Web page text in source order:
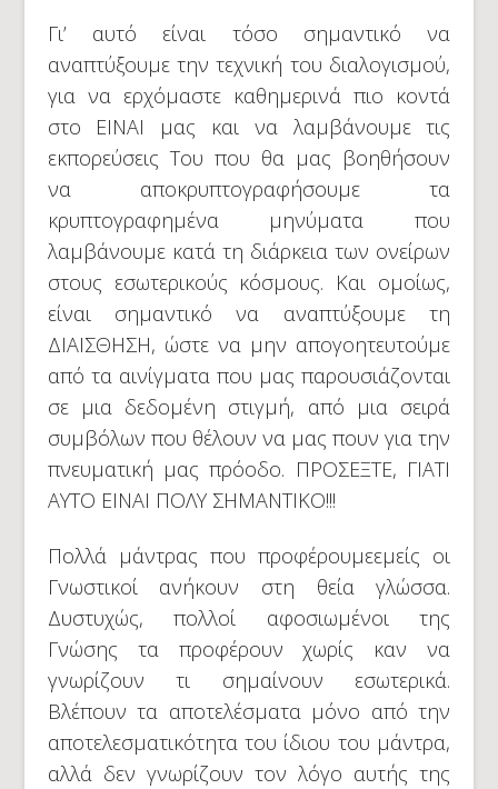
Γι’ αυτό είναι τόσο σημαντικό να
αναπτύξουμε την τεχνική του διαλογισμού,
για να ερχόμαστε καθημερινά πιο κοντά
στο ΕΙΝΑΙ μας και να λαμβάνουμε τις
εκπορεύσεις Του που θα μας βοηθήσουν
να αποκρυπτογραφήσουμε τα
κρυπτογραφημένα μηνύματα που
λαμβάνουμε κατά τη διάρκεια των ονείρων
στους εσωτερικούς κόσμους. Και ομοίως,
είναι σημαντικό να αναπτύξουμε τη
ΔΙΑΙΣΘΗΣΗ, ώστε να μην απογοητευτούμε
από τα αινίγματα που μας παρουσιάζονται
σε μια δεδομένη στιγμή, από μια σειρά
συμβόλων που θέλουν να μας πουν για την
πνευματική μας πρόοδο. ΠΡΟΣΕΞΤΕ, ΓΙΑΤΙ
ΑΥΤΟ ΕΙΝΑΙ ΠΟΛΥ ΣΗΜΑΝΤΙΚΟ!!!
Πολλά μάντρας που προφέρουμεεμείς οι
Γνωστικοί ανήκουν στη θεία γλώσσα.
Δυστυχώς, πολλοί αφοσιωμένοι της
Γνώσης τα προφέρουν χωρίς καν να
γνωρίζουν τι σημαίνουν εσωτερικά.
Βλέπουν τα αποτελέσματα μόνο από την
αποτελεσματικότητα του ίδιου του μάντρα,
αλλά δεν γνωρίζουν τον λόγο αυτής της